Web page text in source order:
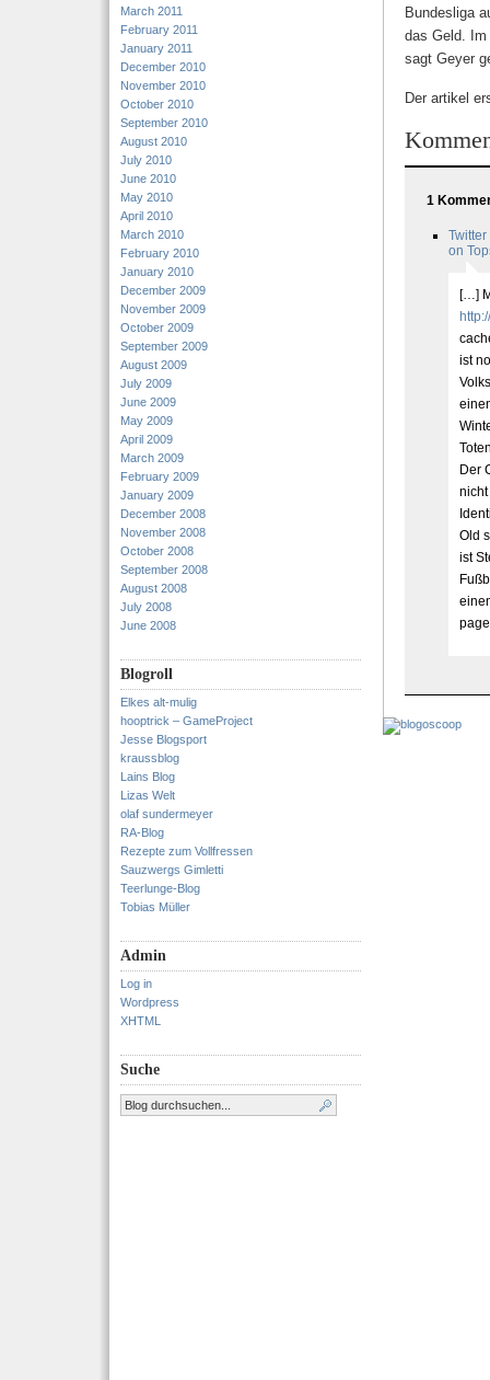
March 2011
February 2011
January 2011
December 2010
November 2010
October 2010
September 2010
August 2010
July 2010
June 2010
May 2010
April 2010
March 2010
February 2010
January 2010
December 2009
November 2009
October 2009
September 2009
August 2009
July 2009
June 2009
May 2009
April 2009
March 2009
February 2009
January 2009
December 2008
November 2008
October 2008
September 2008
August 2008
July 2008
June 2008
Blogroll
Elkes alt-mulig
hooptrick – GameProject
Jesse Blogsport
kraussblog
Lains Blog
Lizas Welt
olaf sundermeyer
RA-Blog
Rezepte zum Vollfressen
Sauzwergs Gimletti
Teerlunge-Blog
Tobias Müller
Admin
Log in
Wordpress
XHTML
Suche
Bundesliga
das Geld.
sagt Geyer
Der artikel
1
on
[…]
ist
Der
Old
ist